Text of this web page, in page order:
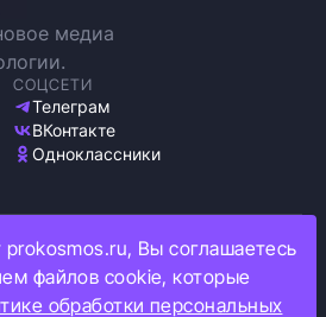
медиа
СОЦСЕТИ
Телеграм
ВКонтакте
Одноклассники
персональных данных
cookie
prokosmos.ru, Вы соглашаетесь
файлов cookie, которые
обработки персональных